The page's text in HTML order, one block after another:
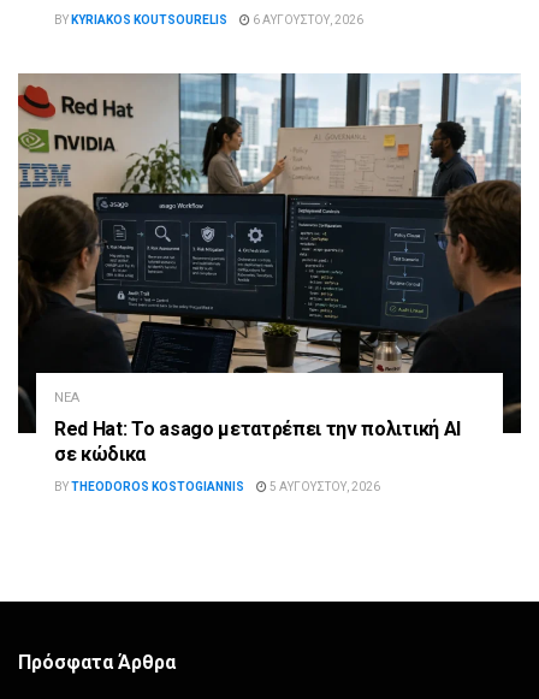
BY KYRIAKOS KOUTSOURELIS 6 ΑΥΓΟΎΣΤΟΥ, 2026
ΝΈΑ
Red Hat: Το asago μετατρέπει την πολιτική AI
σε κώδικα
BYTHEODOROS KOSTOGIANNIS 5 ΑΥΓΟΎΣΤΟΥ, 2026
Πρόσφατα Άρθρα